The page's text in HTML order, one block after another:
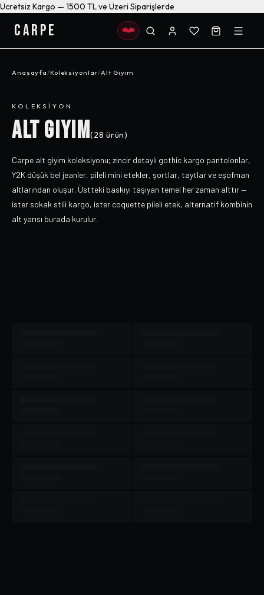
Ücretsiz Kargo — 1500 TL ve Üzeri Siparişlerde
CARPE
Anasayfa/Koleksiyonlar/Alt Giyim
KOLEKSIYON
ALT GIYIM(28 ürün)
Carpe alt giyim koleksiyonu; zincir detaylı gothic kargo pantolonlar,
Y2K düşük bel jeanler, pileli mini etekler, şortlar, taytlar ve eşofman
altlarından oluşur. Üstteki baskıyı taşıyan temel her zaman alttır —
ister sokak stili kargo, ister coquette pileli etek, alternatif kombinin
alt yarısı burada kurulur.